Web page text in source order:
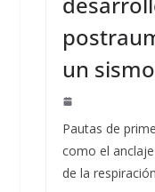
un sismo
Pautas de
como el
de la